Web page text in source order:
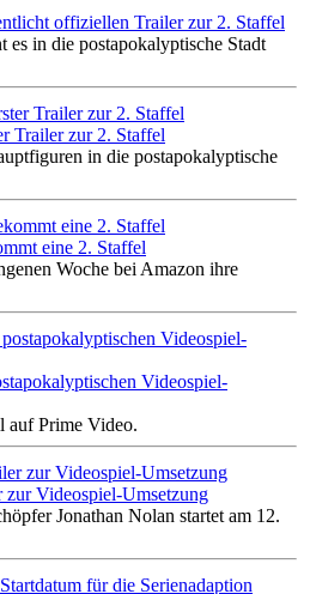
offiziellen Trailer zur 2. Staffel
es in die postapokalyptische Stadt
Trailer zur 2. Staffel
in die postapokalyptische
eine 2. Staffel
Woche bei Amazon ihre
Videospiel-
auf Prime Video.
zur Videospiel-Umsetzung
Jonathan Nolan startet am 12.